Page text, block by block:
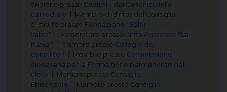
onorario presso Capitolo dei Canonici della
Cattedrale
Membro di diritto del Consiglio
d'Istituto presso Fondazione “Balbi
Valier”
Moderatore presso Unità Pastorale “La
Pieve”
Membro presso Collegio dei
Consultori
Membro presso Commissione
diocesana per la Formazione permanente del
Clero
Membro presso Consiglio
Episcopale
Membro presso Consiglio